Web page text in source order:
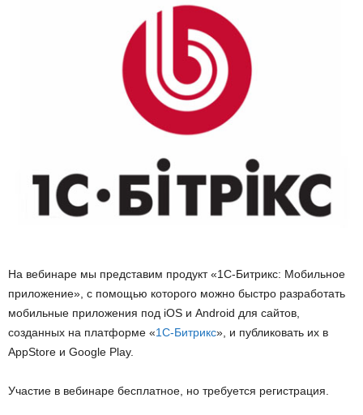
На вебинаре мы представим продукт «1С-Битрикс: Мобильное
приложение», с помощью которого можно быстро разработать
мобильные приложения под iOS и Android для сайтов,
созданных на платформе «1С-Битрикс», и публиковать их в
AppStore и Google Play.
Участие в вебинаре бесплатное, но требуется регистрация.